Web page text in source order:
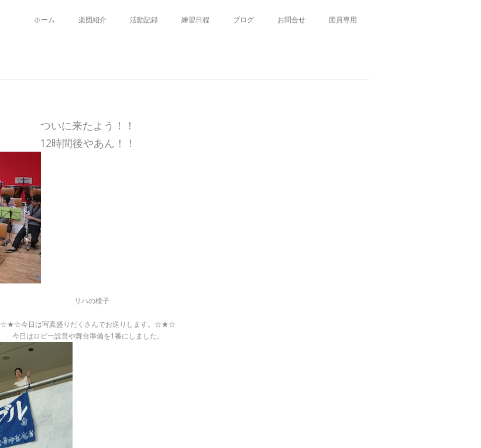
ホーム 楽団紹介 活動記録 練習日程 ブログ お問合せ 団員専用
ついに来たよう！！
12時間後やあん！！
リハの様子
☆★☆今日は写真盛りだくさんでお送りします。☆★☆
今日はロビー設営や舞台準備を1番にしました。